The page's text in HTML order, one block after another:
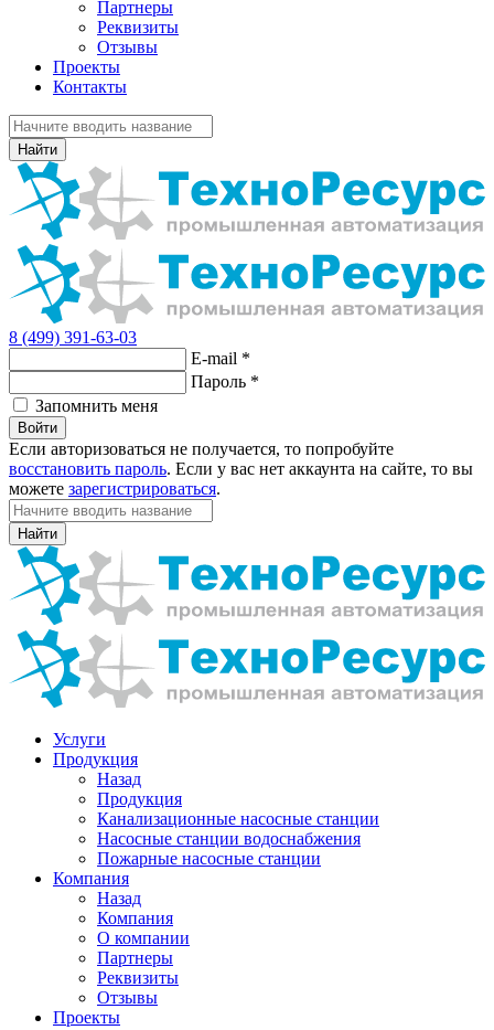
Партнеры
Реквизиты
Отзывы
Проекты
Контакты
Найти
8 (499) 391-63-03
E-mail *
Пароль *
Запомнить меня
Войти
Если авторизоваться не получается, то попробуйте
восстановить пароль. Если у вас нет аккаунта на сайте, то вы
можете зарегистрироваться.
Найти
Услуги
Продукция
Назад
Продукция
Канализационные насосные станции
Насосные станции водоснабжения
Пожарные насосные станции
Компания
Назад
Компания
О компании
Партнеры
Реквизиты
Отзывы
Проекты